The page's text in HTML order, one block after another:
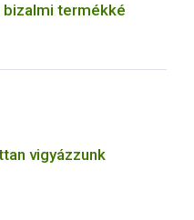
termékké
vigyázzunk